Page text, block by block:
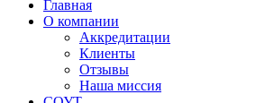
Главная
О компании
Аккредитации
Клиенты
Отзывы
Наша миссия